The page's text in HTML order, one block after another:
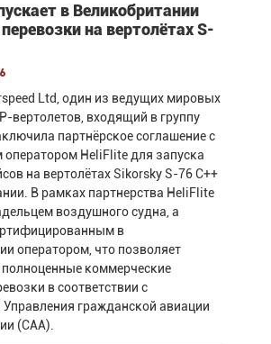
в Великобритании
на вертолётах S-
Ltd, один из ведущих мировых
вертолетов, входящий в группу
партнёрское соглашение с
HeliFlite для запуска
на вертолётах Sikorsky S-76 C++
В рамках партнерства HeliFlite
воздушного судна, а
в
оператором, что позволяет
коммерческие
в соответствии с
гражданской авиации
(CAA).